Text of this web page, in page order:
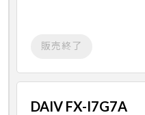
販売終了
DAIV FX-I7G7A